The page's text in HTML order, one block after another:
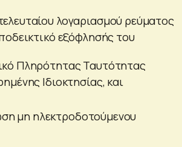
λογαριασμού ρεύματος
εξόφλησής του
Πληρότητας Ταυτότητας
Ιδιοκτησίας, και
μη ηλεκτροδοτούμενου